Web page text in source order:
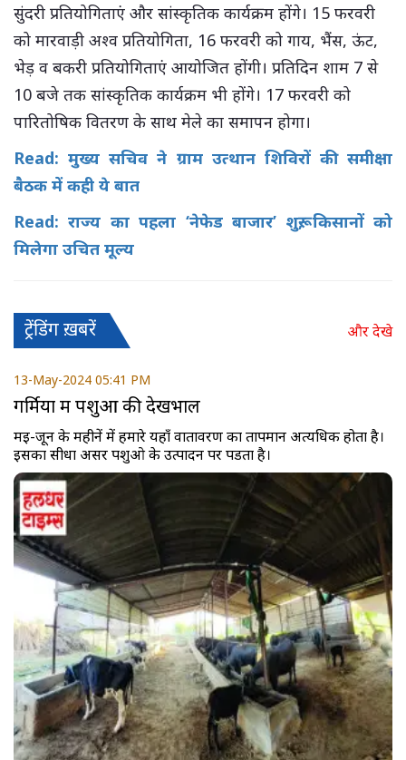
सुंदरी प्रतियोगिताएं और सांस्कृतिक कार्यक्रम होंगे। 15 फरवरी
को मारवाड़ी अश्व प्रतियोगिता, 16 फरवरी को गाय, भैंस, ऊंट,
भेड़ व बकरी प्रतियोगिताएं आयोजित होंगी। प्रतिदिन शाम 7 से
10 बजे तक सांस्कृतिक कार्यक्रम भी होंगे। 17 फरवरी को
पारितोषिक वितरण के साथ मेले का समापन होगा।
Read: मुख्य सचिव ने ग्राम उत्थान शिविरों की समीक्षा
बैठक में कही ये बात
Read: राज्य का पहला ‘नेफेड बाजार’ शुरू, किसानों को
मिलेगा उचित मूल्य
ट्रेंडिंग ख़बरें और देखे
13-May-2024 05:41 PM
गर्मियों में पशुओं की देखभाल
मई-जून के महीनें में हमारे यहाँ वातावरण का तापमान अत्यधिक होता है।
इसका सीधा असर पशुओ के उत्पादन पर पडता है।